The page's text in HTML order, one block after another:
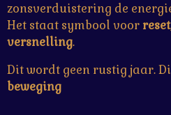
zonsverduistering de
Het staat symbool voor reset
versnelling.
Dit wordt geen rustig jaar.
beweging